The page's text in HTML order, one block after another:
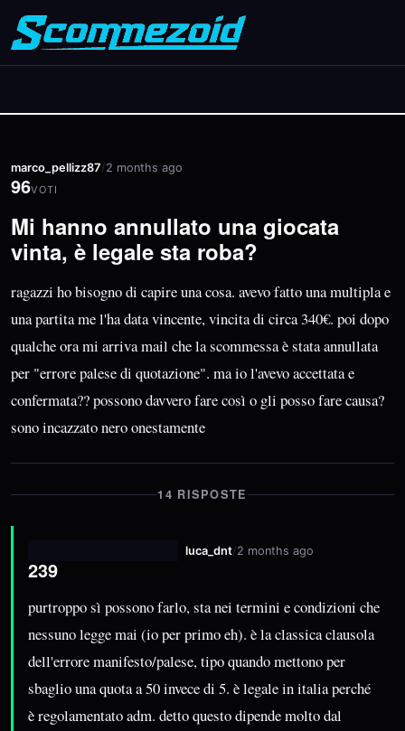
marco_pellizz87/2 months ago
96VOTI
Mi hanno annullato una giocata
vinta, è legale sta roba?
ragazzi ho bisogno di capire una cosa. avevo fatto una multipla e
una partita me l'ha data vincente, vincita di circa 340€. poi dopo
qualche ora mi arriva mail che la scommessa è stata annullata
per "errore palese di quotazione". ma io l'avevo accettata e
confermata?? possono davvero fare così o gli posso fare causa?
sono incazzato nero onestamente
14 RISPOSTE
luca_dnt/2 months ago
239
purtroppo sì possono farlo, sta nei termini e condizioni che
nessuno legge mai (io per primo eh). è la classica clausola
dell'errore manifesto/palese, tipo quando mettono per
sbaglio una quota a 50 invece di 5. è legale in italia perché
è regolamentato adm. detto questo dipende molto dal